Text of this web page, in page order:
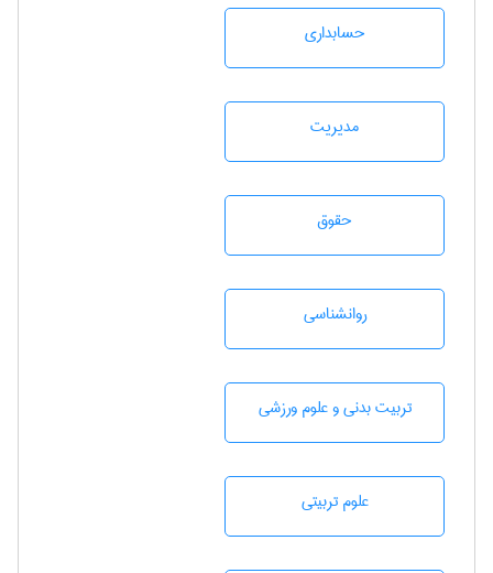
حسابداری
مديريت
حقوق
روانشناسی
تربيت بدنی و علوم ورزشی
علوم تربيتی